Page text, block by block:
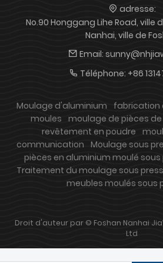
des
adresse:
No.90 Honggang Lihe Road, ville
Nanhai, ville de
Email:
Téléphone: +86
Moulage d'aluminium
fabrication
moules moulage de pièces
revêtement en poudre
communication Moulage sous
pièces en aluminium moulé sous
Traitement du moulage sous
meubles moulés sous
Droit d'auteur par © Foshan Nanhai
Ltd